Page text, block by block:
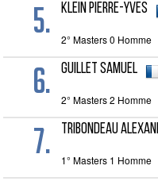
5. KLEIN Pierre-Yves
2° Masters 0 Homme
6. GUILLET Samuel
2° Masters 2 Homme
7. TRIBONDEAU
1° Masters 1 Homme